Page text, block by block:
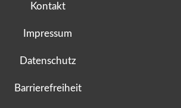
Kontakt
Impressum
Datenschutz
Barrierefreiheit